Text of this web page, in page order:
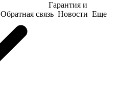
Гарантия и
Обратная связь Новости Еще